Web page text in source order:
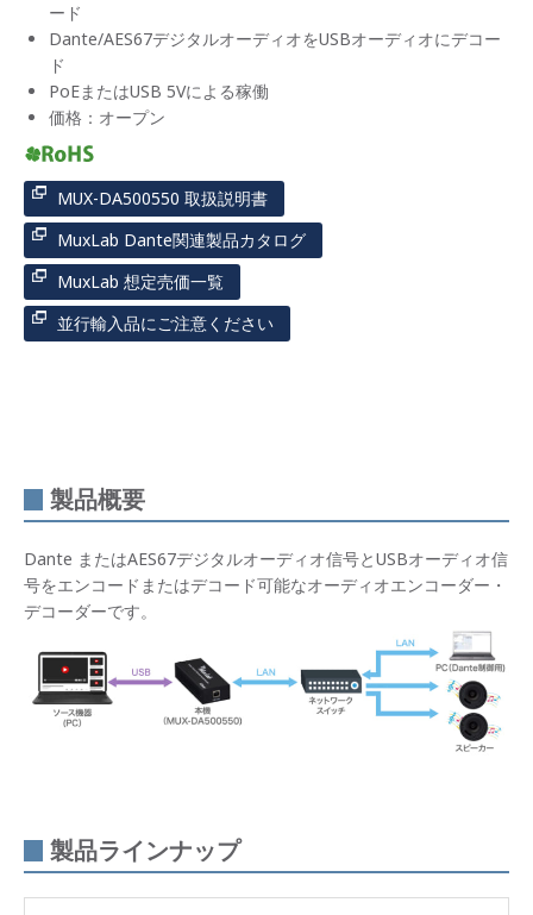
ード
Dante/AES67デジタルオーディオをUSBオーディオにデコー
ド
PoEまたはUSB 5Vによる稼働
価格：オープン
MUX-DA500550 取扱説明書
MuxLab Dante関連製品カタログ
MuxLab 想定売価一覧
並行輸入品にご注意ください
製品概要
Dante またはAES67デジタルオーディオ信号とUSBオーディオ信
号をエンコードまたはデコード可能なオーディオエンコーダー・
デコーダーです。
製品ラインナップ